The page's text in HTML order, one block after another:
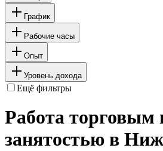
График
Рабочие часы
Опыт
Уровень дохода
Ещё фильтры
Работа торговым
занятостью в